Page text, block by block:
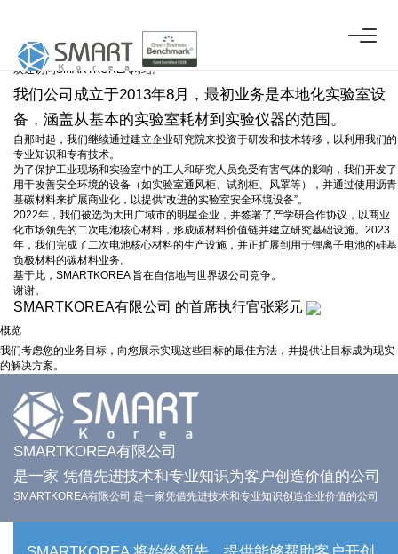
你好!
欢迎访问SMARTKOREA网站。
我们公司成立于2013年8月，最初业务是本地化实验室设
备，涵盖从基本的实验室耗材到实验仪器的范围。
自那时起，我们继续通过建立企业研究院来投资于研发和技术转移，以利用我们的
专业知识和专有技术。
为了保护工业现场和实验室中的工人和研究人员免受有害气体的影响，我们开发了
用于改善安全环境的设备（如实验室通风柜、试剂柜、风罩等），并通过使用沥青
基碳材料来扩展商业化，以提供“改进的实验室安全环境设备”。
2022年，我们被选为大田广域市的明星企业，并签署了产学研合作协议，以商业
化市场领先的二次电池核心材料，形成碳材料价值链并建立研究基础设施。2023
年，我们完成了二次电池核心材料的生产设施，并正扩展到用于锂离子电池的硅基
负极材料的碳材料业务。
基于此，SMARTKOREA 旨在自信地与世界级公司竞争。
谢谢。
SMARTKOREA有限公司 的首席执行官张彩元
概览
我们考虑您的业务目标，向您展示实现这些目标的最佳方法，并提供让目标成为现实
的解决方案。
SMARTKOREA有限公司
是一家 凭借先进技术和专业知识为客户创造价值的公司
SMARTKOREA有限公司 是一家凭借先进技术和专业知识创造企业价值的公司